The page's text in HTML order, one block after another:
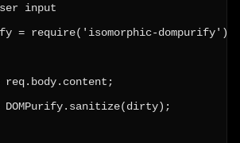
input
= require('isomorphic-dompurify');
DOMPurify.sanitize(dirty);